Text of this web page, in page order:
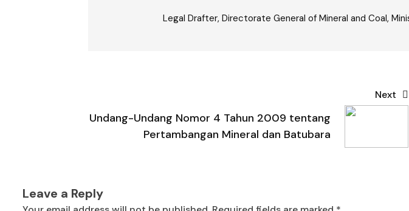
Legal Drafter, Directorate General of Mineral and Coal,
Next
Undang-Undang Nomor 4 Tahun 2009 tentang
Pertambangan Mineral dan Batubara
Leave a Reply